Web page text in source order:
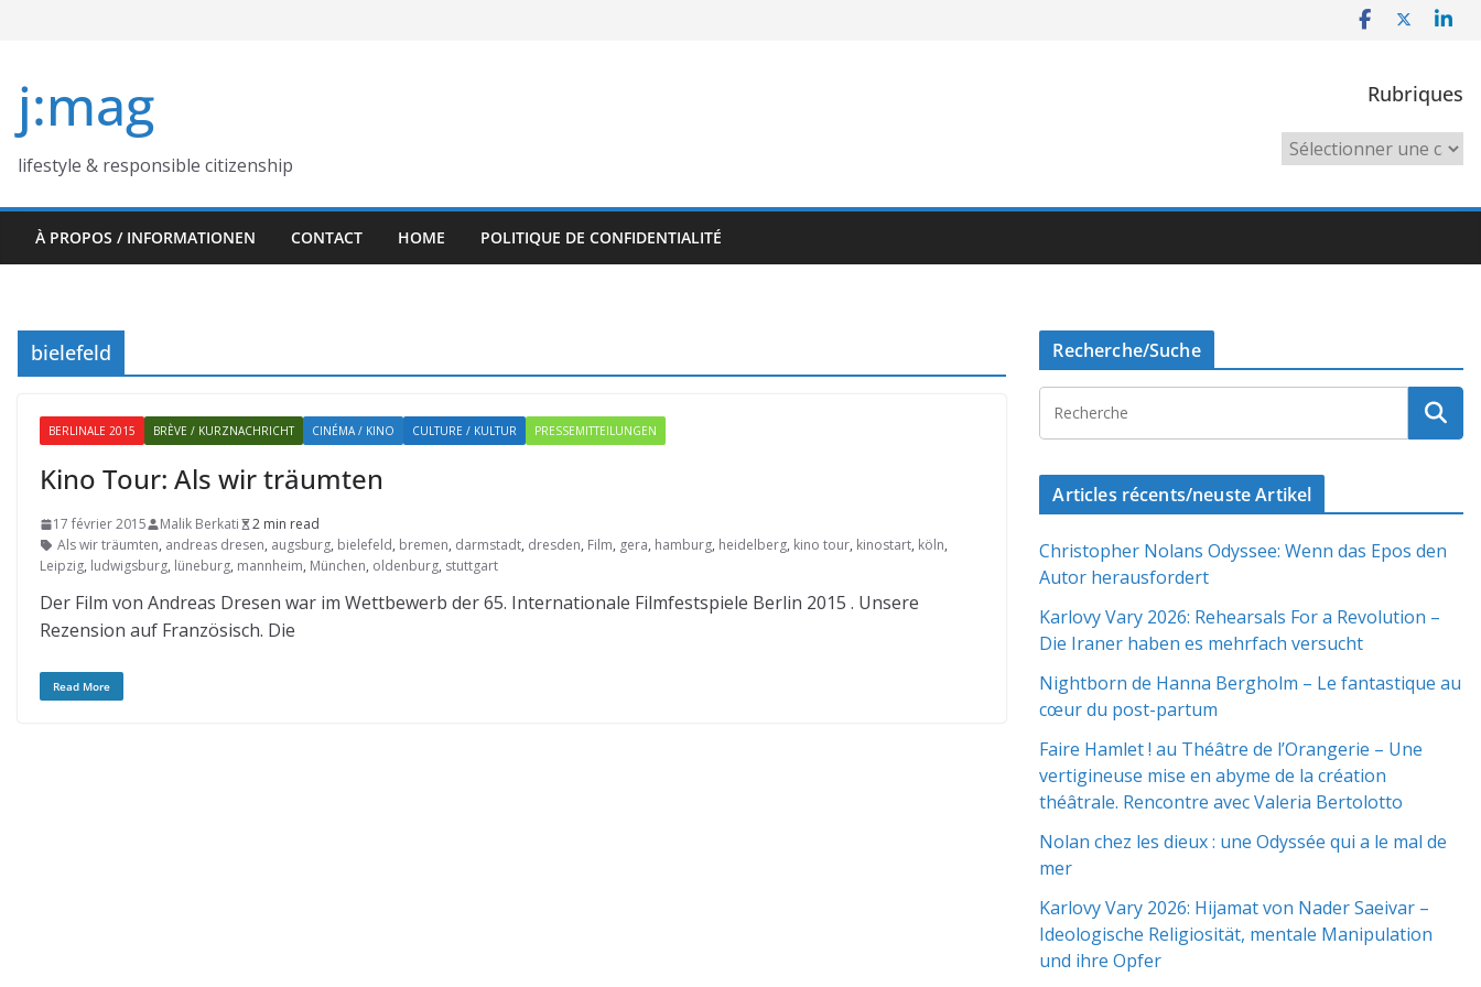
j:mag
lifestyle & responsible citizenship
Rubriques
Rubriques
À PROPOS / INFORMATIONEN CONTACT HOME POLITIQUE DE CONFIDENTIALITÉ
bielefeld
BERLINALE 2015 BRÈVE / KURZNACHRICHT CINÉMA / KINO CULTURE / KULTUR PRESSEMITTEILUNGEN
Kino Tour: Als wir träumten
17 février 2015 Malik Berkati
2 min read
Als wir träumten, andreas dresen, augsburg, bielefeld, bremen, darmstadt, dresden, Film, gera, hamburg, heidelberg, kino tour, kinostart, köln,
Leipzig, ludwigsburg, lüneburg, mannheim, München, oldenburg, stuttgart
Der Film von Andreas Dresen war im Wettbewerb der 65. Internationale Filmfestspiele Berlin 2015 . Unsere
Rezension auf Französisch. Die
Read More
Recherche/Suche
Articles récents/neuste Artikel
Christopher Nolans Odyssee: Wenn das Epos den
Autor herausfordert
Karlovy Vary 2026: Rehearsals For a Revolution –
Die Iraner haben es mehrfach versucht
Nightborn de Hanna Bergholm – Le fantastique au
cœur du post-partum
Faire Hamlet ! au Théâtre de l’Orangerie – Une
vertigineuse mise en abyme de la création
théâtrale. Rencontre avec Valeria Bertolotto
Nolan chez les dieux : une Odyssée qui a le mal de
mer
Karlovy Vary 2026: Hijamat von Nader Saeivar​​ –
Ideologische Religiosität, mentale Manipulation
und ihre Opfer